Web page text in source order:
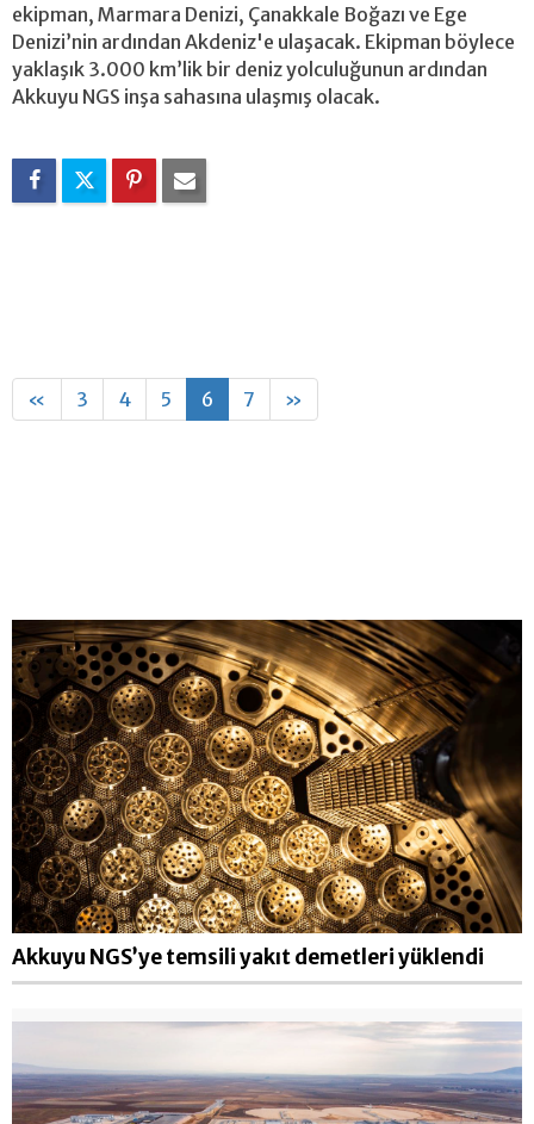
ekipman, Marmara Denizi, Çanakkale Boğazı ve Ege
Denizi’nin ardından Akdeniz'e ulaşacak. Ekipman böylece
yaklaşık 3.000 km’lik bir deniz yolculuğunun ardından
Akkuyu NGS inşa sahasına ulaşmış olacak.
« 3 4 5 6 7 »
Akkuyu NGS’ye temsili yakıt demetleri yüklendi